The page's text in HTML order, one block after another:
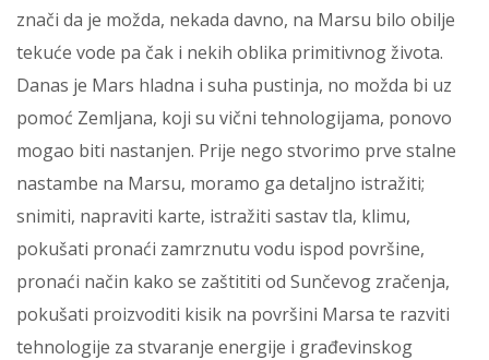
znači da je možda, nekada davno, na Marsu bilo obilje
tekuće vode pa čak i nekih oblika primitivnog života.
Danas je Mars hladna i suha pustinja, no možda bi uz
pomoć Zemljana, koji su vični tehnologijama, ponovo
mogao biti nastanjen. Prije nego stvorimo prve stalne
nastambe na Marsu, moramo ga detaljno istražiti;
snimiti, napraviti karte, istražiti sastav tla, klimu,
pokušati pronaći zamrznutu vodu ispod površine,
pronaći način kako se zaštititi od Sunčevog zračenja,
pokušati proizvoditi kisik na površini Marsa te razviti
tehnologije za stvaranje energije i građevinskog